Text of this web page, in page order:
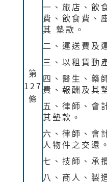
第
127
條
一、旅店、飲
費、飲食費、
其 墊款。
二、運送費及
三、以租賃動
四、醫生、藥
費、報酬及其
五、律師、會
其墊款。
六、律師、會
人物件之交還。
七、技師、承
八、商人、製